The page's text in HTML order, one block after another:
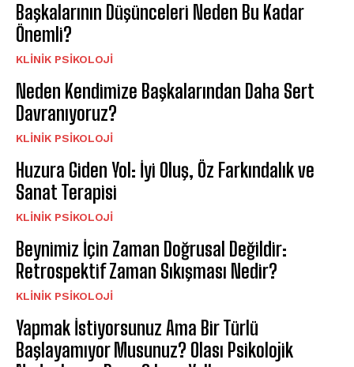
Başkalarının Düşünceleri Neden Bu Kadar
Önemli?
KLINIK PSIKOLOJI
Neden Kendimize Başkalarından Daha Sert
Davranıyoruz?
KLINIK PSIKOLOJI
Huzura Giden Yol: İyi Oluş, Öz Farkındalık ve
Sanat Terapisi
KLINIK PSIKOLOJI
Beynimiz İçin Zaman Doğrusal Değildir:
Retrospektif Zaman Sıkışması Nedir?
KLINIK PSIKOLOJI
Yapmak İstiyorsunuz Ama Bir Türlü
Başlayamıyor Musunuz? Olası Psikolojik